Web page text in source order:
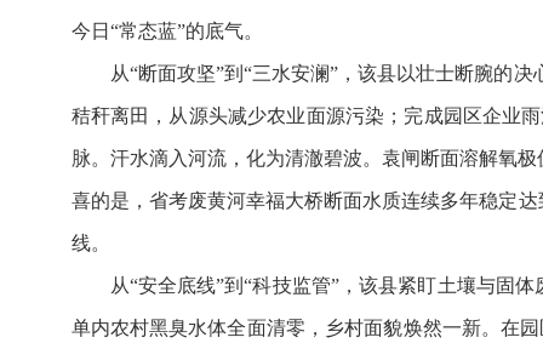
今日“常态蓝”的底气。
从“断面攻坚”到“三水安澜”，该县以壮士断腕的
秸秆离田，从源头减少农业面源污染；完成园区企业
脉。汗水滴入河流，化为清澈碧波。袁闸断面溶解氧
喜的是，省考废黄河幸福大桥断面水质连续多年稳定
线。
从“安全底线”到“科技监管”，该县紧盯土壤与固
单内农村黑臭水体全面清零，乡村面貌焕然一新。在